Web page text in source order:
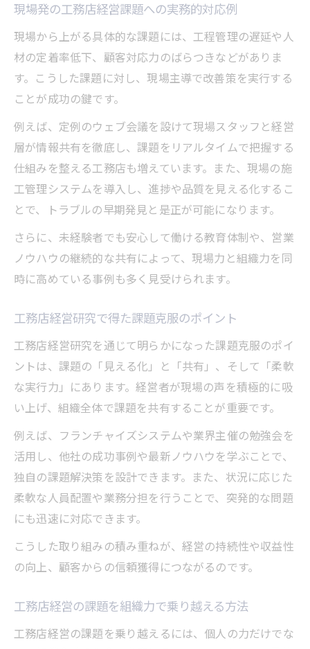
現場発の工務店経営課題への実務的対応例
現場から上がる具体的な課題には、工程管理の遅延や人
材の定着率低下、顧客対応力のばらつきなどがありま
す。こうした課題に対し、現場主導で改善策を実行する
ことが成功の鍵です。
例えば、定例のウェブ会議を設けて現場スタッフと経営
層が情報共有を徹底し、課題をリアルタイムで把握する
仕組みを整える工務店も増えています。また、現場の施
工管理システムを導入し、進捗や品質を見える化するこ
とで、トラブルの早期発見と是正が可能になります。
さらに、未経験者でも安心して働ける教育体制や、営業
ノウハウの継続的な共有によって、現場力と組織力を同
時に高めている事例も多く見受けられます。
工務店経営研究で得た課題克服のポイント
工務店経営研究を通じて明らかになった課題克服のポイ
ントは、課題の「見える化」と「共有」、そして「柔軟
な実行力」にあります。経営者が現場の声を積極的に吸
い上げ、組織全体で課題を共有することが重要です。
例えば、フランチャイズシステムや業界主催の勉強会を
活用し、他社の成功事例や最新ノウハウを学ぶことで、
独自の課題解決策を設計できます。また、状況に応じた
柔軟な人員配置や業務分担を行うことで、突発的な問題
にも迅速に対応できます。
こうした取り組みの積み重ねが、経営の持続性や収益性
の向上、顧客からの信頼獲得につながるのです。
工務店経営の課題を組織力で乗り越える方法
工務店経営の課題を乗り越えるには、個人の力だけでな